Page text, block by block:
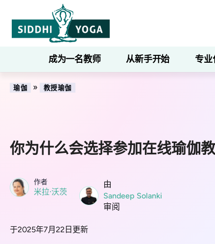
成为一名教师 从新手开始 专业
瑜伽 » 教授瑜伽
你为什么会选择参加在线瑜伽教
作者
米拉·沃茨
由
Sandeep Solanki
审阅
于2025年7月22日更新